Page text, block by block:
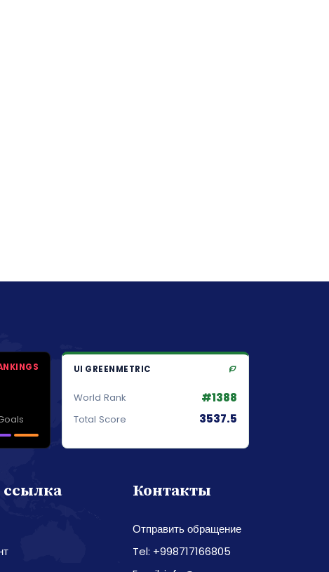
UI GREENMETRIC
World Rank #1388
Total Score 3537.5
Контакты
Отправить обращение
Tel: +998717166805